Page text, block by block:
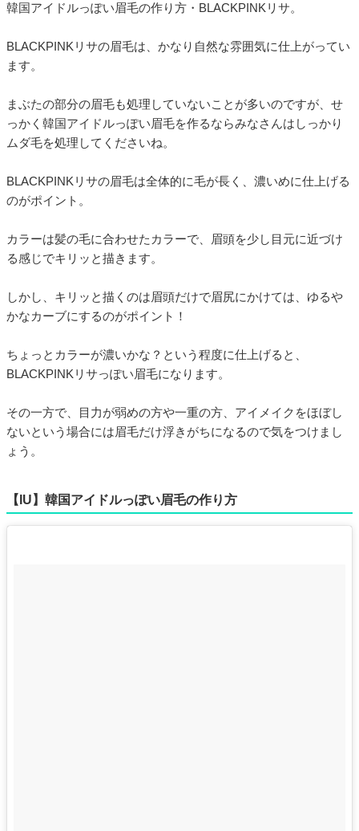
韓国アイドルっぽい眉毛の作り方・BLACKPINKリサ。
BLACKPINKリサの眉毛は、かなり自然な雰囲気に仕上がってい
ます。
まぶたの部分の眉毛も処理していないことが多いのですが、せ
っかく韓国アイドルっぽい眉毛を作るならみなさんはしっかり
ムダ毛を処理してくださいね。
BLACKPINKリサの眉毛は全体的に毛が長く、濃いめに仕上げる
のがポイント。
カラーは髪の毛に合わせたカラーで、眉頭を少し目元に近づけ
る感じでキリッと描きます。
しかし、キリッと描くのは眉頭だけで眉尻にかけては、ゆるや
かなカーブにするのがポイント！
ちょっとカラーが濃いかな？という程度に仕上げると、
BLACKPINKリサっぽい眉毛になります。
その一方で、目力が弱めの方や一重の方、アイメイクをほぼし
ないという場合には眉毛だけ浮きがちになるので気をつけまし
ょう。
【IU】韓国アイドルっぽい眉毛の作り方